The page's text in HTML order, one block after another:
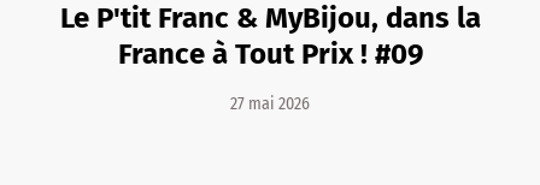
Le P'tit Franc & MyBijou, dans la
France à Tout Prix ! #09
27 mai 2026